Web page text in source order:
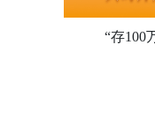
“存100